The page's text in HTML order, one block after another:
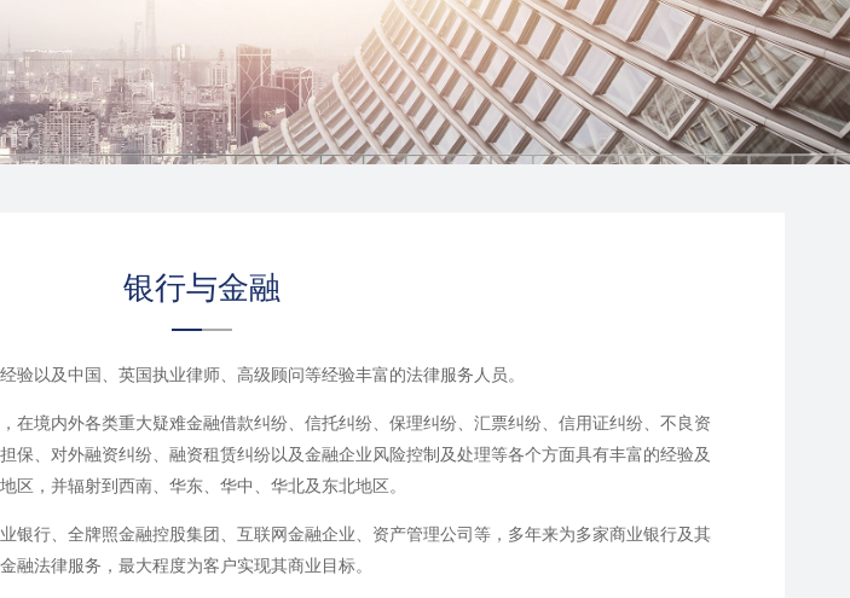
银行与金融
验以及中国、英国执业律师、高级顾问等经验丰富的法律服务人员。
在境内外各类重大疑难金融借款纠纷、信托纠纷、保理纠纷、汇票纠纷、信用证纠纷、不良资
保、对外融资纠纷、融资租赁纠纷以及金融企业风险控制及处理等各个方面具有丰富的经验及
区，并辐射到西南、华东、华中、华北及东北地区。
银行、全牌照金融控股集团、互联网金融企业、资产管理公司等，多年来为多家商业银行及其
融法律服务，最大程度为客户实现其商业目标。